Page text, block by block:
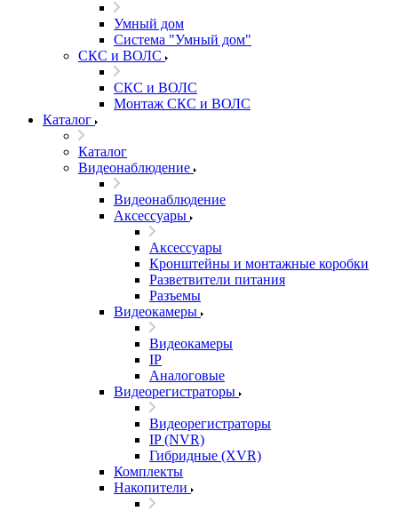
Умный дом
Система "Умный дом"
СКС и ВОЛС
СКС и ВОЛС
Монтаж СКС и ВОЛС
Каталог
Каталог
Видеонаблюдение
Видеонаблюдение
Аксессуары
Аксессуары
Кронштейны и монтажные коробки
Разветвители питания
Разъемы
Видеокамеры
Видеокамеры
IP
Аналоговые
Видеорегистраторы
Видеорегистраторы
IP (NVR)
Гибридные (XVR)
Комплекты
Накопители